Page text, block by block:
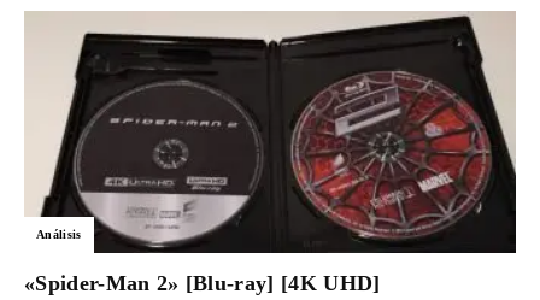
Análisis
«Spider-Man 2» [Blu-ray] [4K UHD]